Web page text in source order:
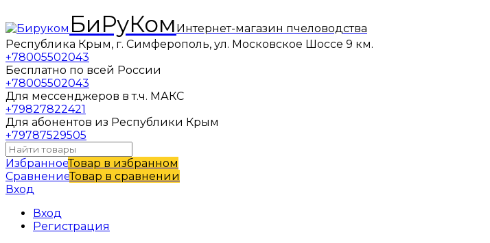
БиРуКом Интернет-магазин пчеловодства
Республика Крым, г. Симферополь, ул. Московское Шоссе 9 км.
+78005502043
Бесплатно по всей России
+78005502043
Для мессенджеров в т.ч. МАКС
+79827822421
Для абонентов из Республики Крым
+79787529505
ИзбранноеТовар в избранном
СравнениеТовар в сравнении
Вход
Вход
Регистрация